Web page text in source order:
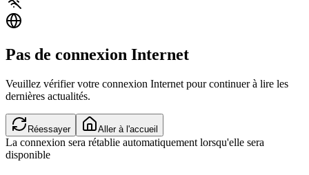
Pas de connexion Internet
Veuillez vérifier votre connexion Internet pour continuer à lire les
dernières actualités.
Réessayer Aller à l'accueil
La connexion sera rétablie automatiquement lorsqu'elle sera
disponible